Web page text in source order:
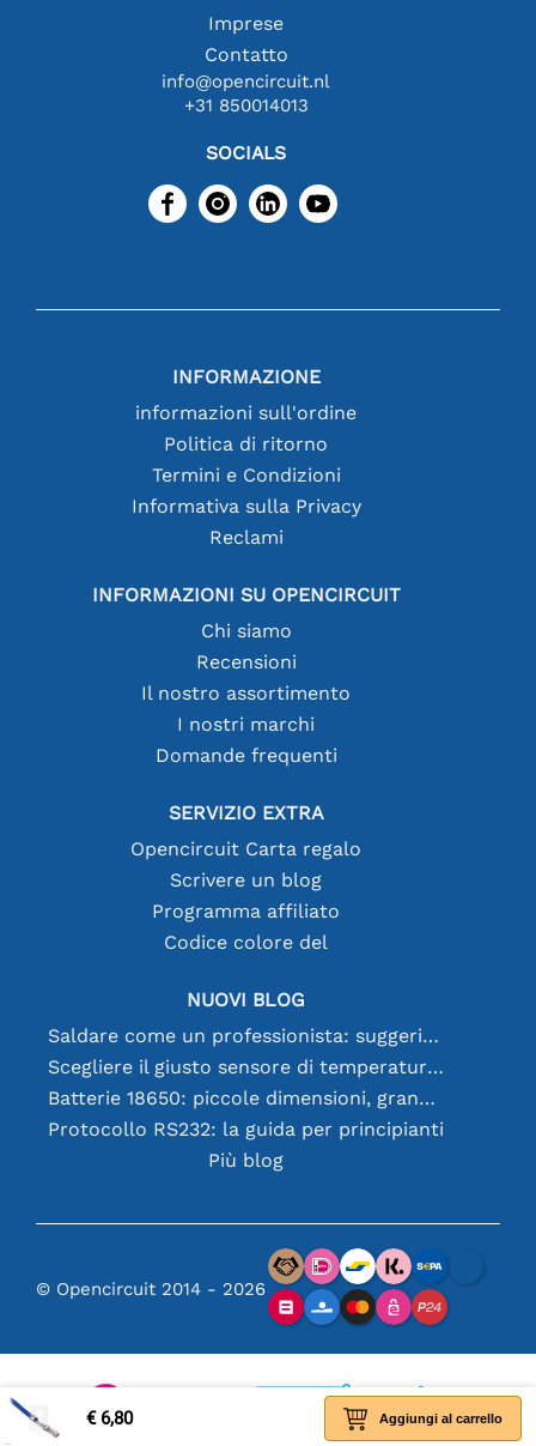
€ 6,80 Aggiungi al carrello
Imprese
Contatto
info@opencircuit.nl
+31 850014013
SOCIALS
INFORMAZIONE
informazioni sull'ordine
Politica di ritorno
Termini e Condizioni
Informativa sulla Privacy
Reclami
INFORMAZIONI SU OPENCIRCUIT
Chi siamo
Recensioni
Il nostro assortimento
I nostri marchi
Domande frequenti
SERVIZIO EXTRA
Opencircuit Carta regalo
Scrivere un blog
Programma affiliato
Codice colore del
NUOVI BLOG
Saldare come un professionista: suggerimenti per connessioni elettroniche perfette
Scegliere il giusto sensore di temperatura [youtube]
Batterie 18650: piccole dimensioni, grandi prestazioni
Protocollo RS232: la guida per principianti
Più blog
© Opencircuit 2014 - 2026